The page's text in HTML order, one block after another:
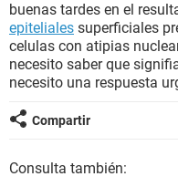
BIENESTAR
SEXUALIDAD
GLOSARIO
buenas tardes en el
epiteliales superficiales
celulas con atipias
necesito saber que
necesito una respuesta
Compartir
Consulta también: